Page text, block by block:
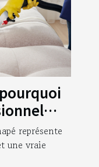
représente
une vraie